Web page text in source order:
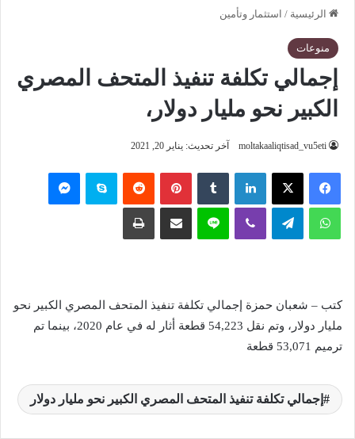
الرئيسية / استثمار وتأمين
منوعات
إجمالي تكلفة تنفيذ المتحف المصري
الكبير نحو مليار دولار،
moltakaaliqtisad_vu5eti آخر تحديث: يناير 20, 2021
فيسبوك ‫X لينكدإن بينتيريست سكايب
واتساب تيلقرام لاين
كتب – شعبان حمزة إجمالي تكلفة تنفيذ المتحف المصري الكبير نحو
مليار دولار، وتم نقل 54,223 قطعة أثار له في عام 2020، بينما تم
ترميم 53,071 قطعة
إجمالي تكلفة تنفيذ المتحف المصري الكبير نحو مليار دولار